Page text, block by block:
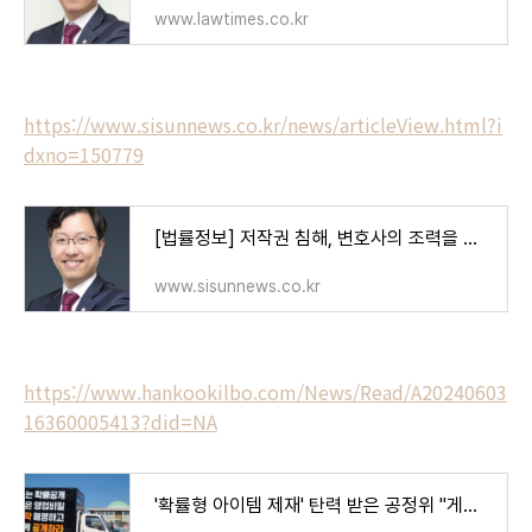
www.lawtimes.co.kr
https://www.sisunnews.co.kr/news/articleView.html?i
dxno=150779
[법률정보] 저작권 침해, 변호사의 조력을 받아 대응하는 것이 바람직
www.sisunnews.co.kr
https://www.hankookilbo.com/News/Read/A20240603
16360005413?did=NA
'확률형 아이템 제재' 탄력 받은 공정위 "게임 시장 집중 감시" | 한국일보